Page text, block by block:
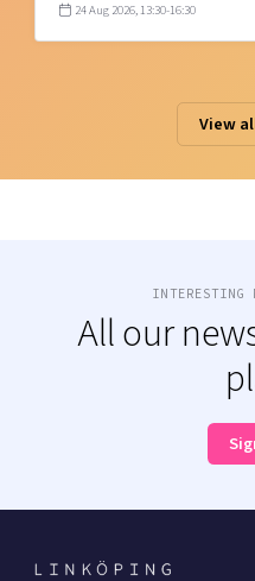
24 Aug 2026, 13:30-16:30
View
INTERESTING
All our